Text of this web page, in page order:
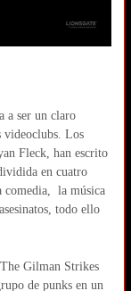
a ser un claro
videoclubs. Los
Fleck, han escrito
en cuatro
comedia, la música
todo ello
Gilman Strikes
de punks en un